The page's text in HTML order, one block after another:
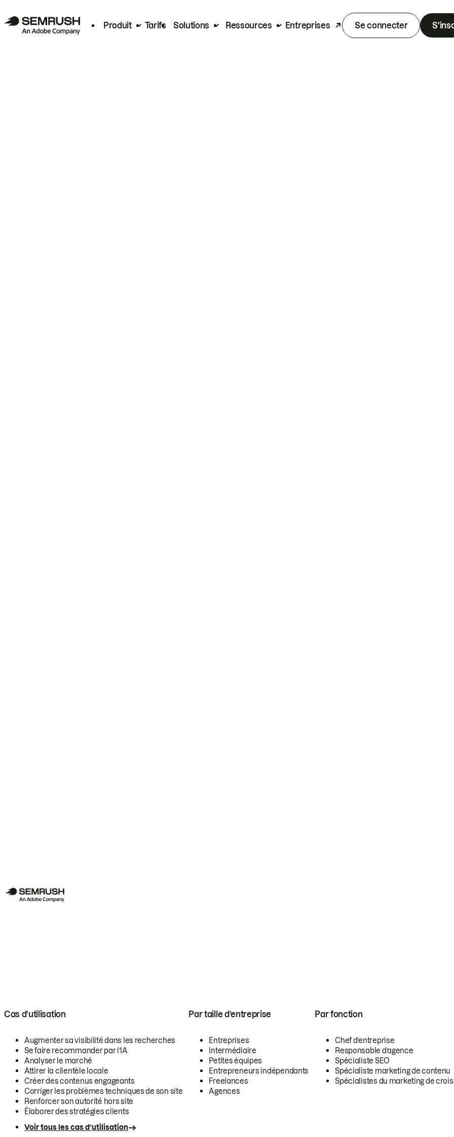
Produit Tarifs Solutions Ressources Entreprises Se connecter
Cas d’utilisation
Augmenter sa visibilité dans les recherches
Se faire recommander par l’IA
Analyser le marché
Attirer la clientèle locale
Créer des contenus engageants
Corriger les problèmes techniques de son site
Renforcer son autorité hors site
Élaborer des stratégies clients
Voir tous les cas d’utilisation
Par taille d’entreprise
Entreprises
Intermédiaire
Petites équipes
Entrepreneurs indépendants
Freelances
Agences
Par fonction
Chef d’entreprise
Responsable d’agence
Spécialiste SEO
Spécialiste marketing de contenu
Spécialistes du marketing de